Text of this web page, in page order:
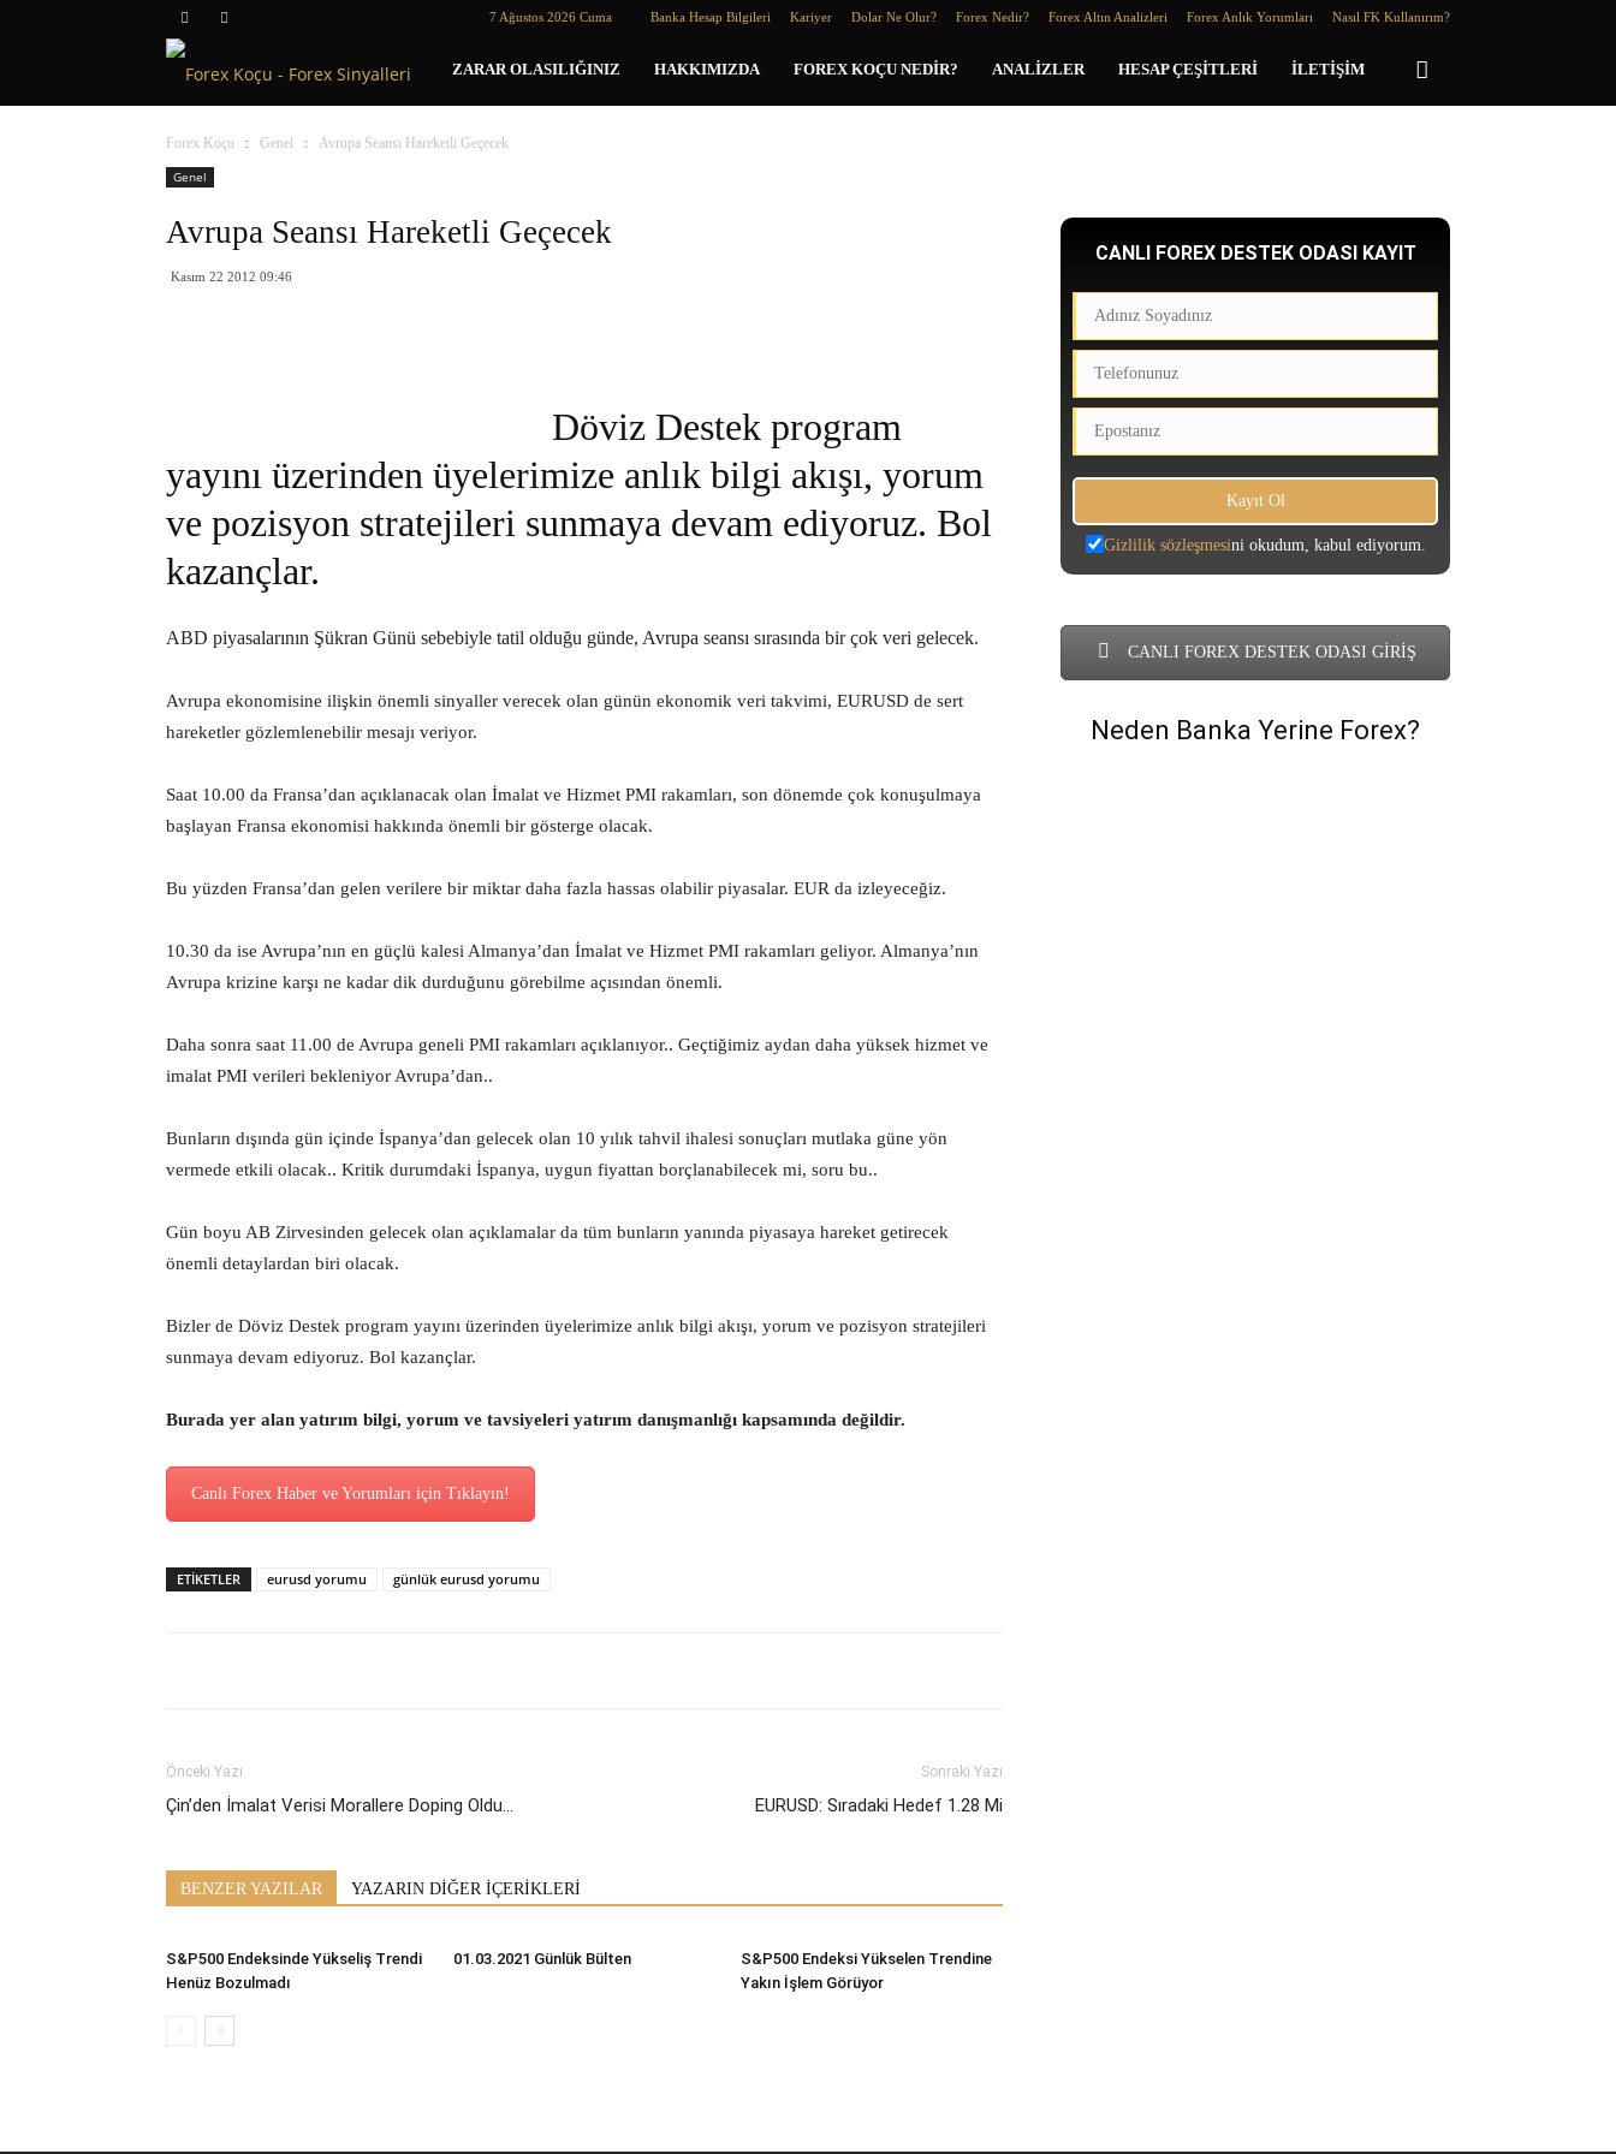
7 Ağustos 2026 Cuma Banka Hesap Bilgileri Kariyer Dolar Ne Olur? Forex Nedir? Forex Altın Analizleri Forex Anlık Yorumları Nasıl FK Kullanırım?
Forex
Koçu
ZARAR OLASILIĞINIZ HAKKIMIZDA FOREX KOÇU NEDIR? ANALIZLER HESAP ÇEŞITLERI İLETIŞIM
Forex Koçu Genel
Avrupa Seansı Hareketli Geçecek
Genel
Avrupa Seansı Hareketli Geçecek
Kasım 22 2012 09:46
Döviz Destek program
yayını üzerinden üyelerimize anlık bilgi akışı, yorum
ve pozisyon stratejileri sunmaya devam ediyoruz. Bol
kazançlar.
ABD piyasalarının Şükran Günü sebebiyle tatil olduğu günde, Avrupa seansı sırasında bir çok veri gelecek.
Avrupa ekonomisine ilişkin önemli sinyaller verecek olan günün ekonomik veri takvimi, EURUSD de sert
hareketler gözlemlenebilir mesajı veriyor.
Saat 10.00 da Fransa’dan açıklanacak olan İmalat ve Hizmet PMI rakamları, son dönemde çok konuşulmaya
başlayan Fransa ekonomisi hakkında önemli bir gösterge olacak.
Bu yüzden Fransa’dan gelen verilere bir miktar daha fazla hassas olabilir piyasalar. EUR da izleyeceğiz.
10.30 da ise Avrupa’nın en güçlü kalesi Almanya’dan İmalat ve Hizmet PMI rakamları geliyor. Almanya’nın
Avrupa krizine karşı ne kadar dik durduğunu görebilme açısından önemli.
Daha sonra saat 11.00 de Avrupa geneli PMI rakamları açıklanıyor.. Geçtiğimiz aydan daha yüksek hizmet ve
imalat PMI verileri bekleniyor Avrupa’dan..
Bunların dışında gün içinde İspanya’dan gelecek olan 10 yılık tahvil ihalesi sonuçları mutlaka güne yön
vermede etkili olacak.. Kritik durumdaki İspanya, uygun fiyattan borçlanabilecek mi, soru bu..
Gün boyu AB Zirvesinden gelecek olan açıklamalar da tüm bunların yanında piyasaya hareket getirecek
önemli detaylardan biri olacak.
Bizler de Döviz Destek program yayını üzerinden üyelerimize anlık bilgi akışı, yorum ve pozisyon stratejileri
sunmaya devam ediyoruz. Bol kazançlar.
Burada yer alan yatırım bilgi, yorum ve tavsiyeleri yatırım danışmanlığı kapsamında değildir.
Canlı Forex Haber ve Yorumları için Tıklayın!
ETİKETLER eurusd yorumu günlük eurusd yorumu
Önceki Yazı
Çin’den İmalat Verisi Morallere Doping Oldu…
Sonraki Yazı
EURUSD: Sıradaki Hedef 1.28 Mi
BENZER YAZILAR YAZARIN DİĞER İÇERİKLERİ
S&P500 Endeksinde Yükseliş Trendi
Henüz Bozulmadı
01.03.2021 Günlük Bülten
S&P500 Endeksi Yükselen Trendine
Yakın İşlem Görüyor
CANLI FOREX DESTEK ODASI KAYIT
Gizlilik sözleşmesini okudum, kabul ediyorum.
CANLI FOREX DESTEK ODASI GİRİŞ
Neden Banka Yerine Forex?